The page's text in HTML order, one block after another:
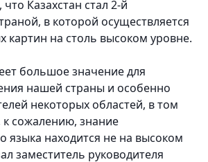
Казахстан стал 2-й
в которой осуществляется
картин на столь высоком уровне.
большое значение для
нашей страны и особенно
некоторых областей, в том
к сожалению, знание
языка находится не на высоком
заместитель руководителя